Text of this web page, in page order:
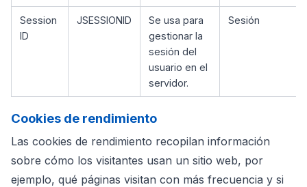
Session
ID
JSESSIONID
Se usa para
gestionar la
sesión del
usuario en el
servidor.
Sesión
Cookies de rendimiento
Las cookies de rendimiento recopilan información
sobre cómo los visitantes usan un sitio web, por
ejemplo, qué páginas visitan con más frecuencia y si